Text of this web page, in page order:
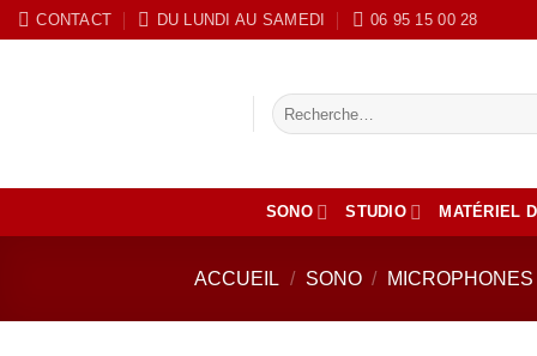
Passer
au
CONTACT DU LUNDI AU SAMEDI ‭06 95 15 00 28
Recherche
pour :
SONO STUDIO MATÉRIEL
ACCUEIL / SONO /